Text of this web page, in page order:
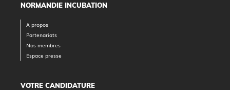
NORMANDIE INCUBATION
A propos
Partenariats
Nos membres
Espace presse
VOTRE CANDIDATURE